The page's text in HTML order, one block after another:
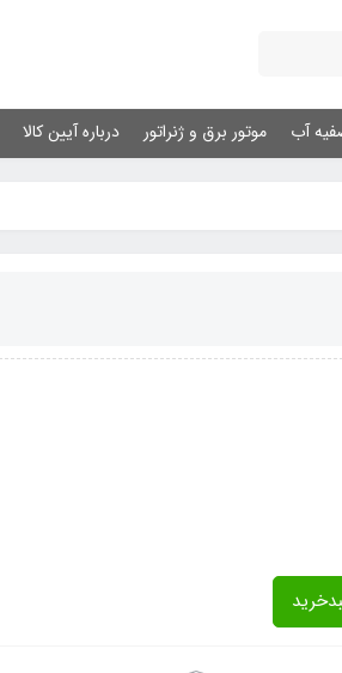
آب موتور برق و ژنراتور درباره آیین کالا